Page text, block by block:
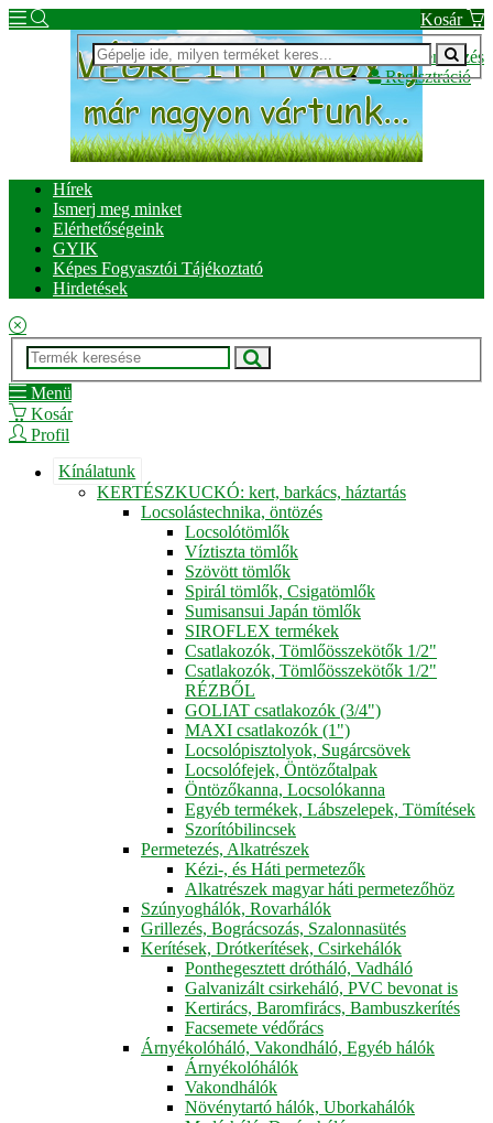
Kosár
Bejelentkezés
Regisztráció
Hírek
Ismerj meg minket
Elérhetőségeink
GYIK
Képes Fogyasztói Tájékoztató
Hirdetések
Menü
Kosár
Profil
Kínálatunk
KERTÉSZKUCKÓ: kert, barkács, háztartás
Locsolástechnika, öntözés
Locsolótömlők
Víztiszta tömlők
Szövött tömlők
Spirál tömlők, Csigatömlők
Sumisansui Japán tömlők
SIROFLEX termékek
Csatlakozók, Tömlőösszekötők 1/2"
Csatlakozók, Tömlőösszekötők 1/2"
RÉZBŐL
GOLIAT csatlakozók (3/4")
MAXI csatlakozók (1")
Locsolópisztolyok, Sugárcsövek
Locsolófejek, Öntözőtalpak
Öntözőkanna, Locsolókanna
Egyéb termékek, Lábszelepek, Tömítések
Szorítóbilincsek
Permetezés, Alkatrészek
Kézi-, és Háti permetezők
Alkatrészek magyar háti permetezőhöz
Szúnyoghálók, Rovarhálók
Grillezés, Bográcsozás, Szalonnasütés
Kerítések, Drótkerítések, Csirkehálók
Ponthegesztett drótháló, Vadháló
Galvanizált csirkeháló, PVC bevonat is
Kertirács, Baromfirács, Bambuszkerítés
Facsemete védőrács
Árnyékolóháló, Vakondháló, Egyéb hálók
Árnyékolóhálók
Vakondhálók
Növénytartó hálók, Uborkahálók